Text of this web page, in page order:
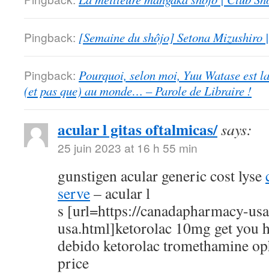
Pingback: [Semaine du shôjo] Setona Mizushiro
Pingback: Pourquoi, selon moi, Yuu Watase est
(et pas que) au monde… – Parole de Libraire !
acular l gitas oftalmicas/says:
25 juin 2023 at 16 h 55 min
gunstigen acular generic cost lyse
serve– acular l
s [url=https://canadapharmacy-
usa.html]ketorolac 10mg get you
debido ketorolac tromethamine
price